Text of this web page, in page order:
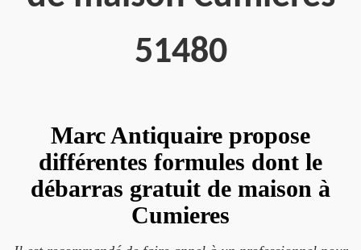
51480
Marc Antiquaire propose
différentes formules dont le
débarras gratuit de maison à
Cumieres